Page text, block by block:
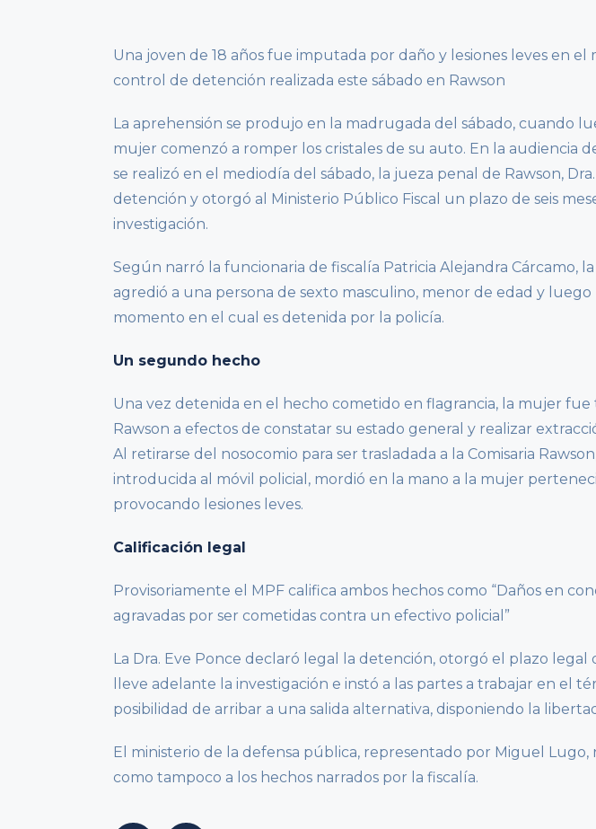
Una joven de 18 años fue imputada por daño y lesiones leves en
control de detención realizada este sábado en Rawson
La aprehensión se produjo en la madrugada del sábado, cuando
mujer comenzó a romper los cristales de su auto. En la audiencia
se realizó en el mediodía del sábado, la jueza penal de Rawson,
detención y otorgó al Ministerio Público Fiscal un plazo de seis
investigación.
Según narró la funcionaria de fiscalía Patricia Alejandra Cárcamo,
agredió a una persona de sexto masculino, menor de edad y
momento en el cual es detenida por la policía.
Un segundo hecho
Una vez detenida en el hecho cometido en flagrancia, la mujer fue
Rawson a efectos de constatar su estado general y realizar
Al retirarse del nosocomio para ser trasladada a la Comisaria
introducida al móvil policial, mordió en la mano a la mujer
provocando lesiones leves.
Calificación legal
Provisoriamente el MPF califica ambos hechos como “Daños en
agravadas por ser cometidas contra un efectivo policial”
La Dra. Eve Ponce declaró legal la detención, otorgó el plazo legal
lleve adelante la investigación e instó a las partes a trabajar en el
posibilidad de arribar a una salida alternativa, disponiendo la
El ministerio de la defensa pública, representado por Miguel Lugo,
como tampoco a los hechos narrados por la fiscalía.